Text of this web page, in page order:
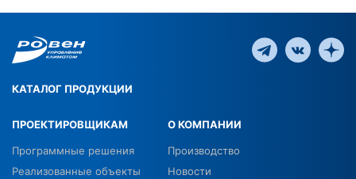
КАТАЛОГ ПРОДУКЦИИ
ПРОЕКТИРОВЩИКАМ
Программные решения
Реализованные объекты
О КОМПАНИИ
Производство
Новости